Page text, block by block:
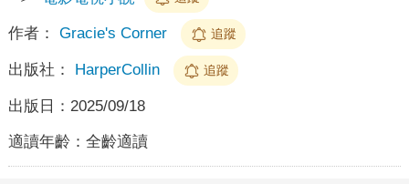
作者： Gracie's Corner 追蹤
出版社： HarperCollin 追蹤
出版日： 2025/09/18
適讀年齡： 全齡適讀